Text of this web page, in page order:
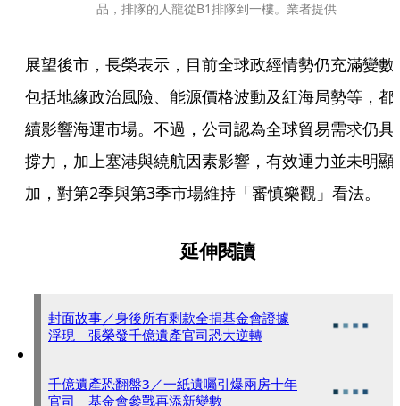
品，排隊的人龍從B1排隊到一樓。業者提供
展望後市，長榮表示，目前全球政經情勢仍充滿變數
包括地緣政治風險、能源價格波動及紅海局勢等，都
續影響海運市場。不過，公司認為全球貿易需求仍具
撐力，加上塞港與繞航因素影響，有效運力並未明顯
加，對第2季與第3季市場維持「審慎樂觀」看法。
延伸閱讀
封面故事／身後所有剩款全捐基金會證據
浮現 張榮發千億遺產官司恐大逆轉
千億遺產恐翻盤3／一紙遺囑引爆兩房十年
官司 基金會參戰再添新變數